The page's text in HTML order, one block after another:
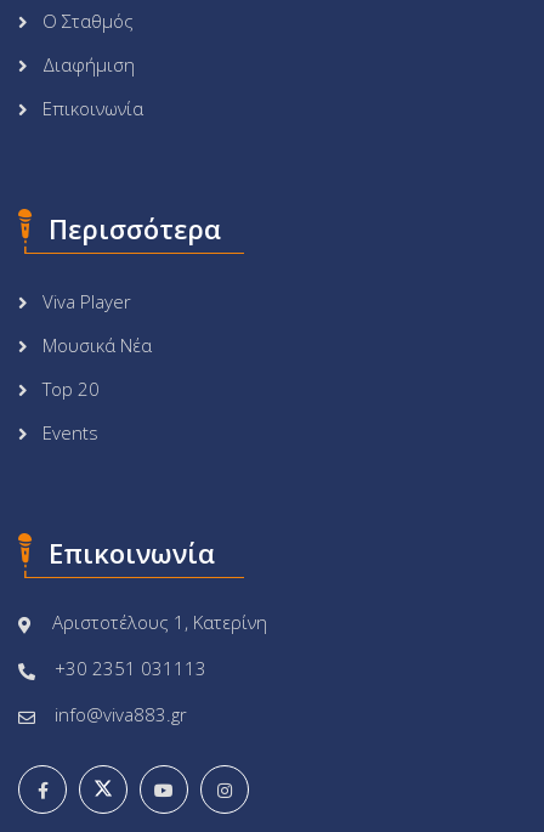
Ο Σταθμός
Διαφήμιση
Επικοινωνία
Περισσότερα
Viva Player
Μουσικά Νέα
Top 20
Events
Επικοινωνία
Αριστοτέλους 1, Κατερίνη
+30 2351 031113
info@viva883.gr